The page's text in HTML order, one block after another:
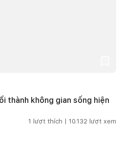
thành không gian sống hiện
1 lượt thích | 10.132 lượt xem